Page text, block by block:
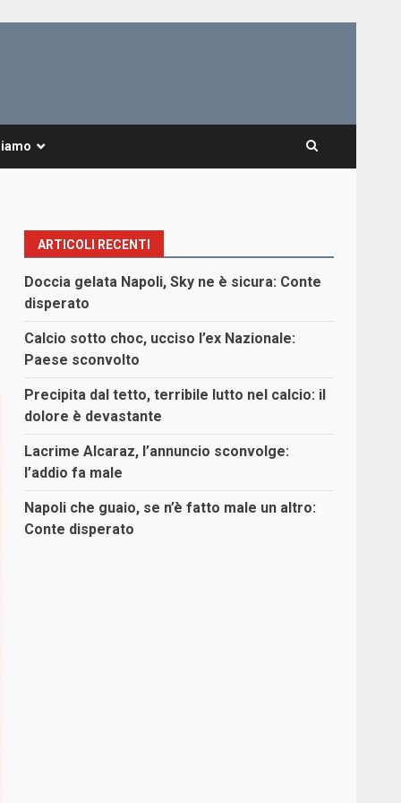
ARTICOLI RECENTI
Doccia gelata Napoli, Sky ne è sicura: Conte
disperato
Calcio sotto choc, ucciso l’ex Nazionale:
Paese sconvolto
Precipita dal tetto, terribile lutto nel calcio: il
dolore è devastante
Lacrime Alcaraz, l’annuncio sconvolge:
l’addio fa male
Napoli che guaio, se n’è fatto male un altro:
Conte disperato